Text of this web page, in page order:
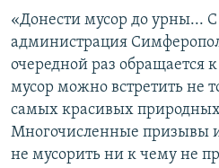
«Донести мусор до урны...
администрация
очередной раз обращается
мусор можно встретить не
самых красивых
Многочисленные призывы
не мусорить ни к чему не